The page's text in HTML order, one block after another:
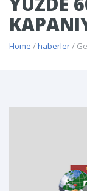
Home /haberler/